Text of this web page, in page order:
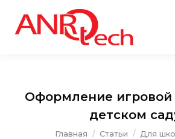
Оформление игровой
детском
Вы здесь:Главная Статьи
Для